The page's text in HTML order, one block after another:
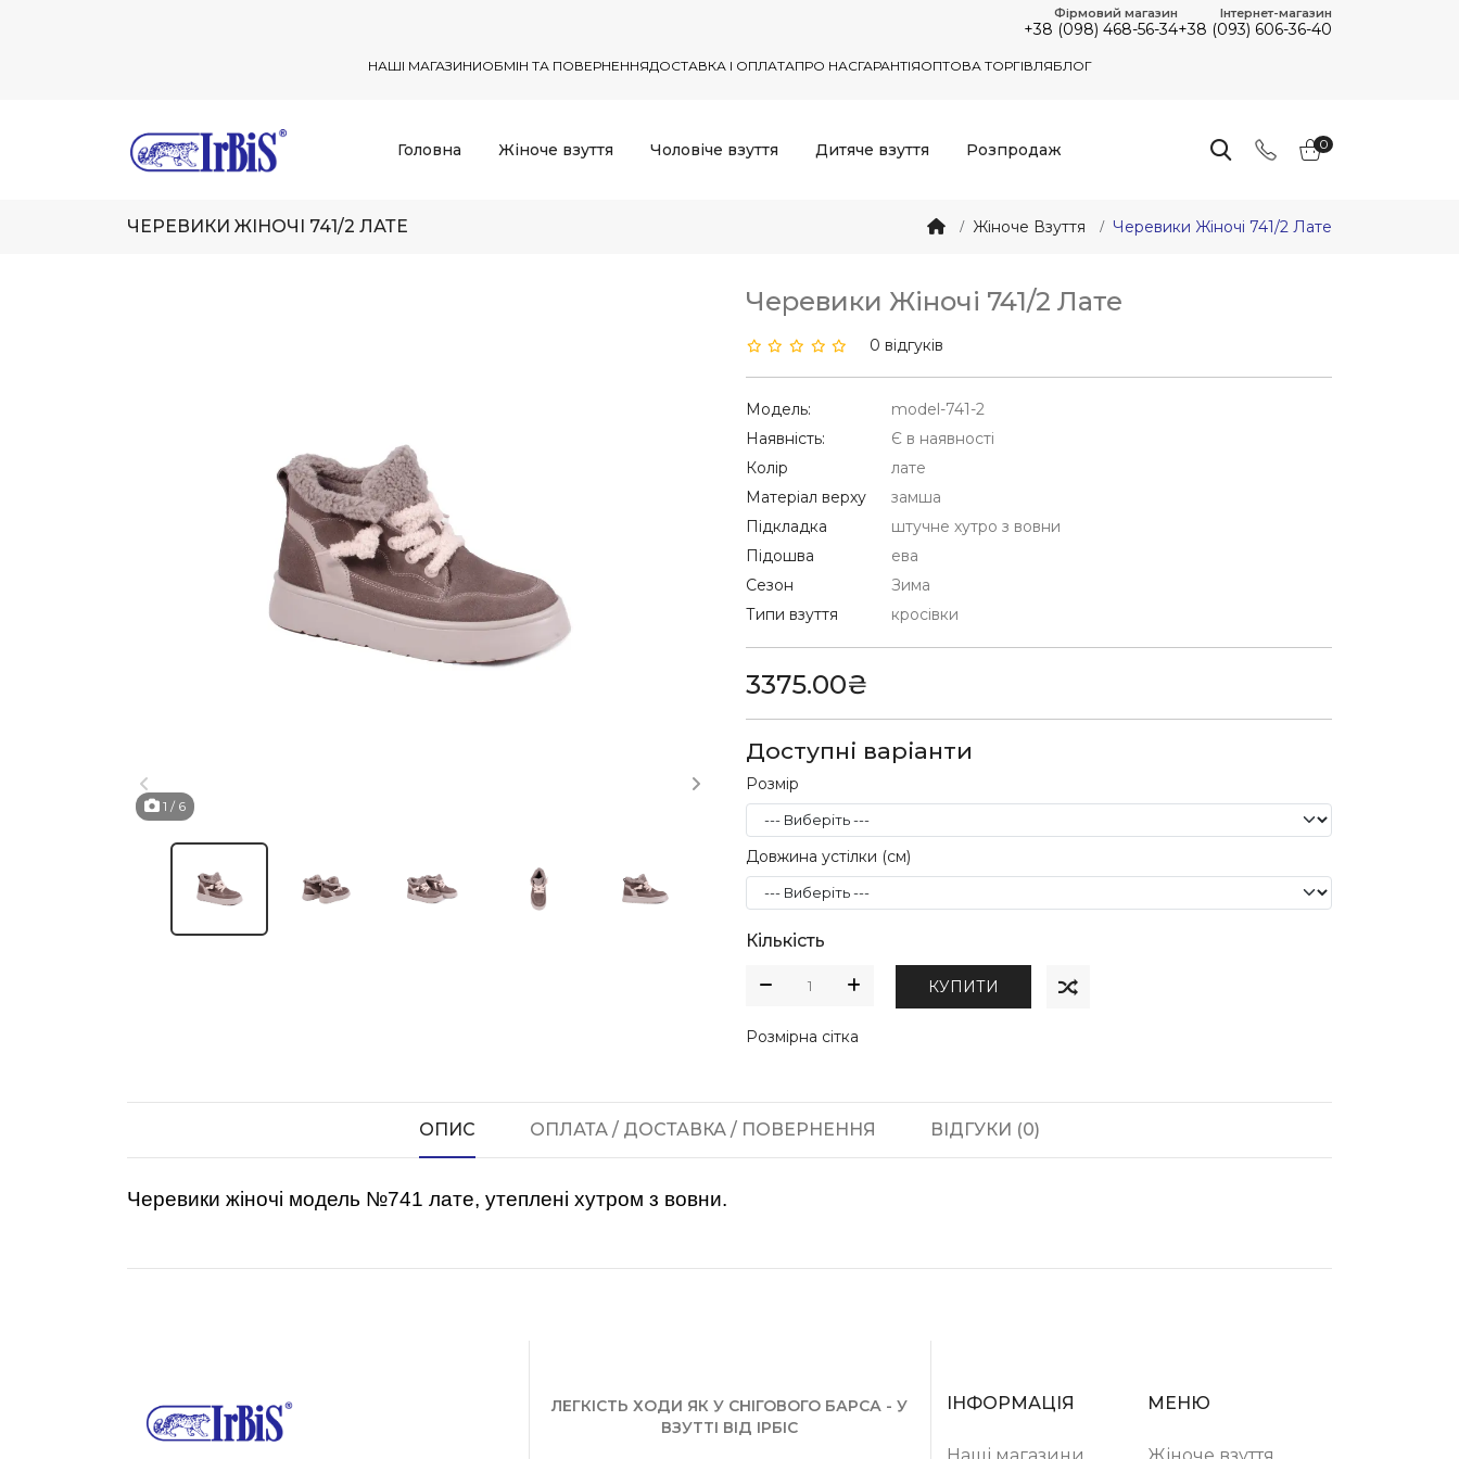
НАШІ МАГАЗИНИОБМІН ТА ПОВЕРНЕННЯДОСТАВКА І ОПЛАТАПРО НАСГАРАНТІЯОПТОВА ТОРГІВЛЯБЛОГ
Фірмовий магазин
+38 (098) 468-56-34
Інтернет-магазин
+38 (093) 606-36-40
Головна Жіноче взуття Чоловіче взуття Дитяче взуття Розпродаж 0
ЧЕРЕВИКИ ЖІНОЧІ 741/2 ЛАТЕ Жіноче Взуття Черевики Жіночі 741/2 Лате
1 / 6
Черевики Жіночі 741/2 Лате
0 відгуків
Модель:
model-741-2
Наявність:
Є в наявності
Колір
лате
Матеріал верху
замша
Підкладка
штучне хутро з вовни
Підошва
ева
Сезон
Зима
Типи взуття
кросівки
3375.00₴
Доступні варіанти
Розмір
Довжина устілки (см)
Кількість
КУПИТИ
Розмірна сітка
ОПИС ОПЛАТА / ДОСТАВКА / ПОВЕРНЕННЯ ВІДГУКИ (0)
Черевики жіночі модель №741 лате, утеплені хутром з вовни.
ЛЕГКІСТЬ ХОДИ ЯК У СНІГОВОГО БАРСА - У
ВЗУТТІ ВІД ІРБІС
ІНФОРМАЦІЯ МЕНЮ